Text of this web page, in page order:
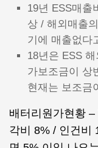
19년 ESS매출
상 / 해외매출
기에 매출없다
18년은 ESS
가보조금이 상
현재는 보조금
배터리원가현황
각비 8% / 인건비